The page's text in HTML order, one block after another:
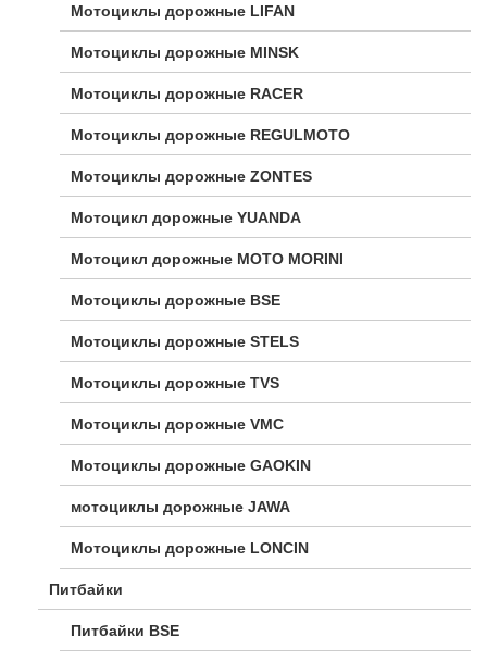
Мотоциклы дорожные LIFAN
Мотоциклы дорожные MINSK
Мотоциклы дорожные RACER
Мотоциклы дорожные REGULMOTO
Мотоциклы дорожные ZONTES
Мотоцикл дорожные YUANDA
Мотоцикл дорожные МОТО MORINI
Мотоциклы дорожные BSE
Мотоциклы дорожные STELS
Мотоциклы дорожные TVS
Мотоциклы дорожные VMC
Мотоциклы дорожные GAOKIN
мотоциклы дорожные JAWA
Мотоциклы дорожные LONCIN
Питбайки
Питбайки BSE